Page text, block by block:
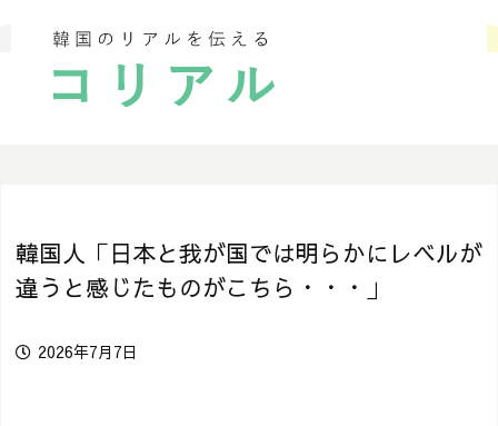
韓国人「日本と我が国では明らかにレベルが
違うと感じたものがこちら・・・」
2026年7月7日